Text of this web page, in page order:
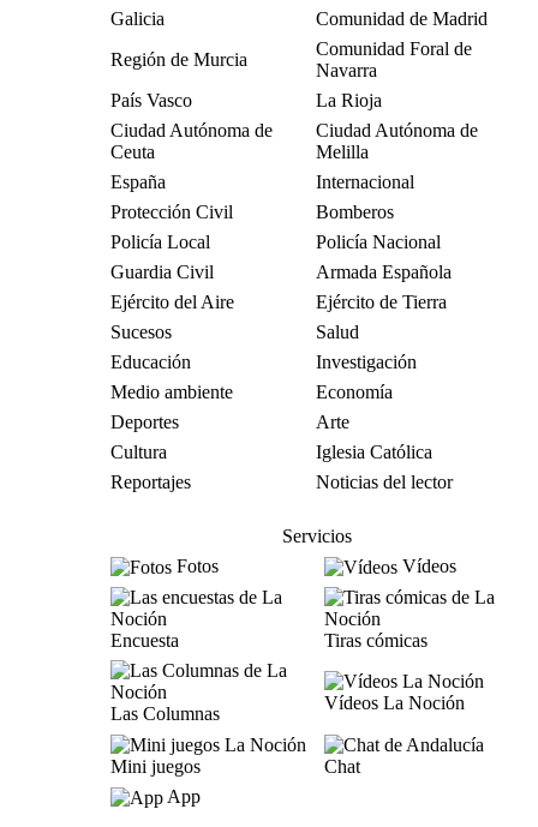
Galicia
Comunidad de Madrid
Región de Murcia
Comunidad Foral de
Navarra
País Vasco
La Rioja
Ciudad Autónoma de
Ceuta
Ciudad Autónoma de
Melilla
España
Internacional
Protección Civil
Bomberos
Policía Local
Policía Nacional
Guardia Civil
Armada Española
Ejército del Aire
Ejército de Tierra
Sucesos
Salud
Educación
Investigación
Medio ambiente
Economía
Deportes
Arte
Cultura
Iglesia Católica
Reportajes
Noticias del lector
Servicios
Fotos
Vídeos
Encuesta Tiras cómicas
Las Columnas
Vídeos La Noción
Mini juegos
Chat
App